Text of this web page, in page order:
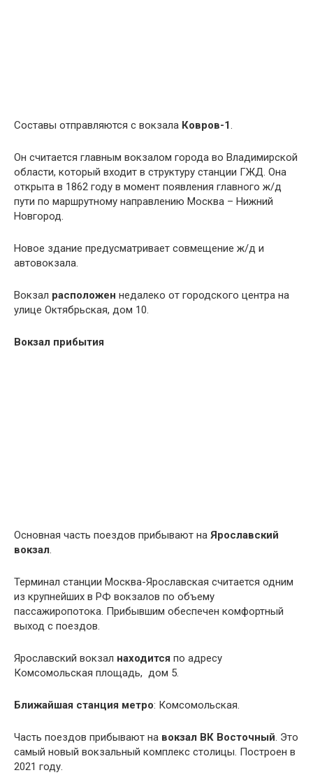
Составы отправляются с вокзала Ковров-1
Он считается главным вокзалом города во Владимирской
области, который входит в структуру станции ГЖД. Она
открыта в 1862 году в момент появления главного ж/д
пути по маршрутному направлению Москва – Нижний
Новгород.
Новое здание предусматривает совмещение ж/д и
автовокзала.
Вокзал расположен недалеко от городского центра на
улице Октябрьская, дом 10.
Вокзал прибытия
Основная часть поездов прибывают на Ярославский
вокзал
Терминал станции Москва-Ярославская считается одним
из крупнейших в РФ вокзалов по объему
пассажиропотока. Прибывшим обеспечен комфортный
выход с поездов.
Ярославский вокзал находится по адресу
Комсомольская площадь, дом 5.
Ближайшая станция метро: Комсомольская.
Часть поездов прибывают на вокзал ВК Восточный . Это
самый новый вокзальный комплекс столицы. Построен в
2021 году.